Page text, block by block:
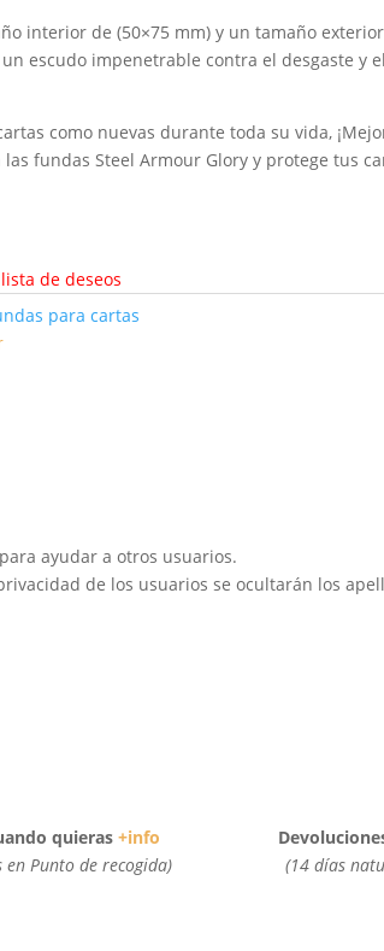
interior de (50×75 mm) y un tamaño
un escudo impenetrable contra el desgaste y
como nuevas durante toda su vida,
fundas Steel Armour Glory y protege tus
de deseos
para cartas
ayudar a otros usuarios.
de los usuarios se ocultarán los
quieras+info
Punto de recogida)
(14 días